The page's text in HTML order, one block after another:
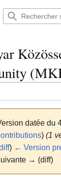
datée du
) (1
) ← Version
→ (diff)